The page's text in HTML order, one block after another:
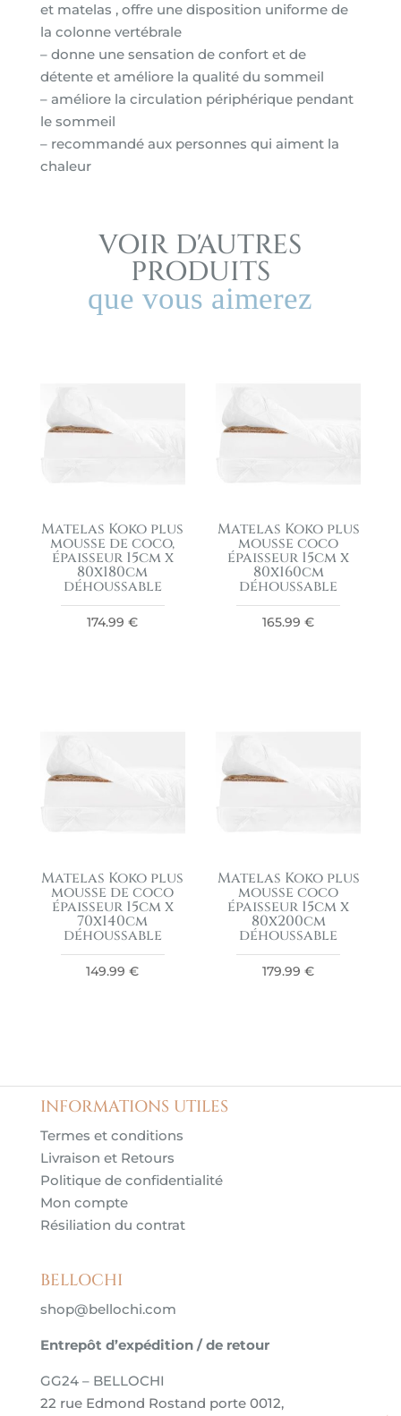
et matelas , offre une disposition uniforme de
la colonne vertébrale
– donne une sensation de confort et de
détente et améliore la qualité du sommeil
– améliore la circulation périphérique pendant
le sommeil
– recommandé aux personnes qui aiment la
chaleur
VOIR D'AUTRES
PRODUITS
que vous aimerez
Matelas Koko plus
mousse de coco,
épaisseur 15cm x
80x180cm
déhoussable
174.99€
Matelas Koko plus
mousse coco
épaisseur 15cm x
80x160cm
déhoussable
165.99€
Matelas Koko plus
mousse de coco
épaisseur 15cm x
70x140cm
déhoussable
149.99€
Matelas Koko plus
mousse coco
épaisseur 15cm x
80x200cm
déhoussable
179.99€
INFORMATIONS UTILES
Termes et conditions
Livraison et Retours
Politique de confidentialité
Mon compte
Résiliation du contrat
BELLOCHI
shop@bellochi.com
Entrepôt d’expédition / de retour
GG24 – BELLOCHI
22 rue Edmond Rostand porte 0012,